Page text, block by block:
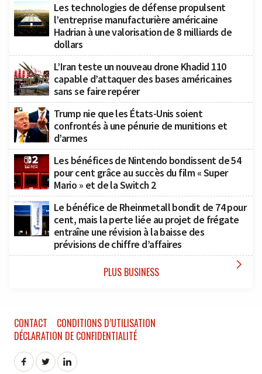
Les technologies de défense propulsent
l’entreprise manufacturière américaine
Hadrian à une valorisation de 8 milliards de
dollars
L’Iran teste un nouveau drone Khadid 110
capable d’attaquer des bases américaines
sans se faire repérer
Trump nie que les États-Unis soient
confrontés à une pénurie de munitions et
d’armes
Les bénéfices de Nintendo bondissent de 54
pour cent grâce au succès du film « Super
Mario » et de la Switch 2
Le bénéfice de Rheinmetall bondit de 74 pour
cent, mais la perte liée au projet de frégate
entraîne une révision à la baisse des
prévisions de chiffre d’affaires
PLUS BUSINESS 
CONTACT
CONDITIONS D’UTILISATION
DÉCLARATION DE CONFIDENTIALITÉ